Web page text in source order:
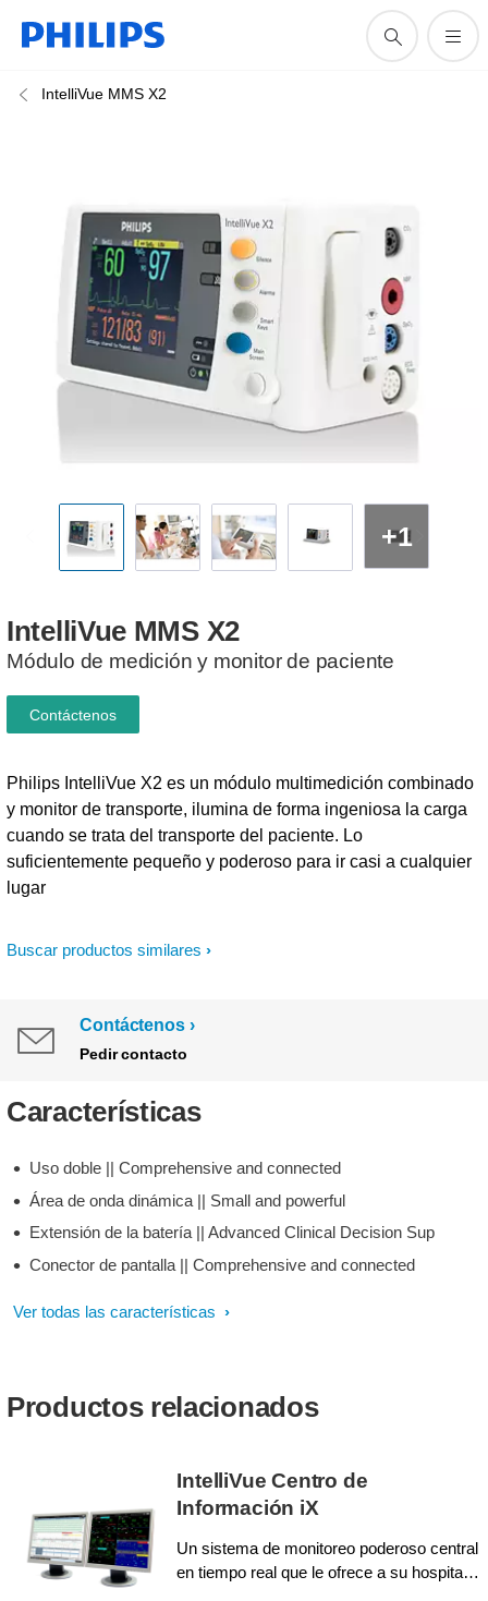
IntelliVue MMS X2
+1
IntelliVue MMS X2
Módulo de medición y monitor de paciente
Buscar productos similares
Philips IntelliVue X2 es un módulo multimedición combinado
y monitor de transporte, ilumina de forma ingeniosa la carga
cuando se trata del transporte del paciente. Lo
suficientemente pequeño y poderoso para ir casi a cualquier
lugar
Contáctenos
Contáctenos
Pedir contacto
Características
Uso doble || Comprehensive and connected
Área de onda dinámica || Small and powerful
Extensión de la batería || Advanced Clinical Decision Sup
Conector de pantalla || Comprehensive and connected
Ver todas las características
Productos relacionados
IntelliVue Centro de
Información iX
Un sistema de monitoreo poderoso central
en tiempo real que le ofrece a su hospital